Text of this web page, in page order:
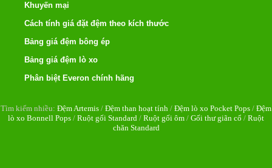
Khuyến mại
Cách tính giá đặt đệm theo kích thước
Bảng giá đệm bông ép
Bảng giá đệm lò xo
Phân biệt Everon chính hãng
Tìm kiếm nhiều: Đệm Artemis / Đệm than hoạt tính / Đệm lò xo Pocket Pops / Đệm
lò xo Bonnell Pops / Ruột gối Standard / Ruột gối ôm / Gối thư giãn cổ / Ruột
chăn Standard